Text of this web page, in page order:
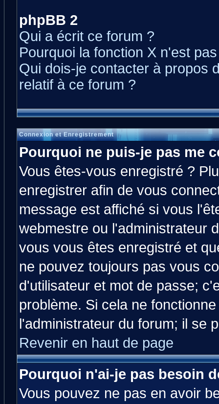
phpBB 2
Qui a écrit ce forum ?
Pourquoi la fonction X n'est
Qui dois-je contacter à propos
relatif à ce forum ?
Connexion et Enregistrement
Pourquoi ne puis-je pas me
Vous êtes-vous enregistré ?
enregistrer afin de vous
message est affiché si vous
webmestre ou l'administrateur
vous vous êtes enregistré et
ne pouvez toujours pas vous
d'utilisateur et mot de passe;
problème. Si cela ne
l'administrateur du forum; il se
Revenir en haut de page
Pourquoi n'ai-je pas besoin
Vous pouvez ne pas en avoir